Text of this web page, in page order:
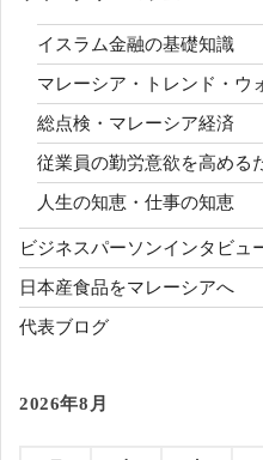
イスラム金融の基礎知識
マレーシア・トレンド・ウ
総点検・マレーシア経済
従業員の勤労意欲を高める
人生の知恵・仕事の知恵
ビジネスパーソンインタビュ
日本産食品をマレーシアへ
代表ブログ
2026年8月